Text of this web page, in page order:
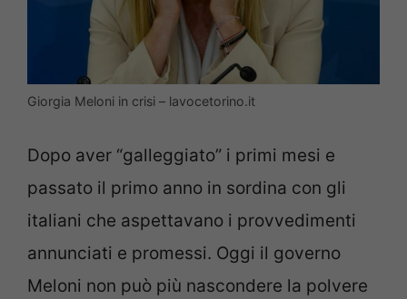
Giorgia Meloni in crisi – lavocetorino.it
Dopo aver “galleggiato” i primi mesi e
passato il primo anno in sordina con gli
italiani che aspettavano i provvedimenti
annunciati e promessi. Oggi il governo
Meloni non può più nascondere la polvere